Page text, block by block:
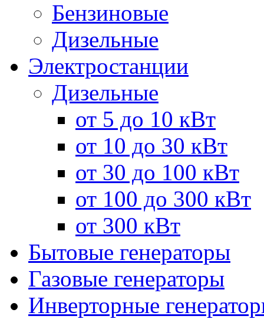
Бензиновые
Дизельные
Электростанции
Дизельные
от 5 до 10 кВт
от 10 до 30 кВт
от 30 до 100 кВт
от 100 до 300 кВт
от 300 кВт
Бытовые генераторы
Газовые генераторы
Инверторные